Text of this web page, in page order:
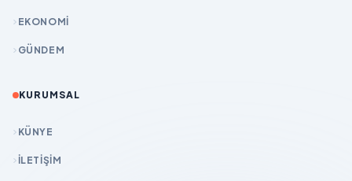
EKONOMİ
GÜNDEM
KURUMSAL
KÜNYE
İLETIŞIM